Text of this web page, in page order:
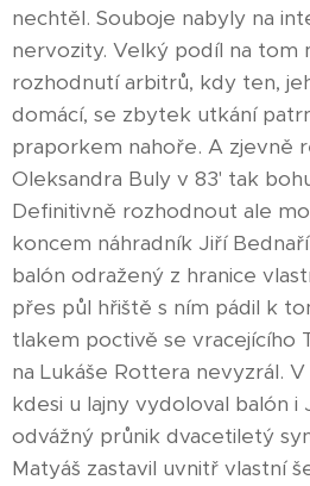
nechtěl. Souboje nabyly na
nervozity. Velký podíl na tom
rozhodnutí arbitrů, kdy ten,
domácí, se zbytek utkání
praporkem nahoře. A zjevně
Oleksandra Buly v 83' tak
Definitivně rozhodnout ale
koncem náhradník Jiří
balón odražený z hranice
přes půl hřiště s ním pádil k
tlakem poctivě se vracejícího
na Lukáše Rottera nevyzrál.
kdesi u lajny vydoloval balón i
odvážný průnik dvacetiletý
Matyáš zastavil uvnitř vlastní